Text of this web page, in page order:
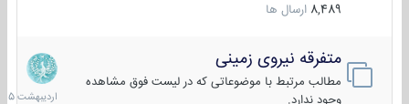
8,489 ارسال ها
متفرقه نیروی زمینی
مطالب مرتبط با موضوعاتی که در لیست فوق مشاهده
وجود ندارد.
27
1405